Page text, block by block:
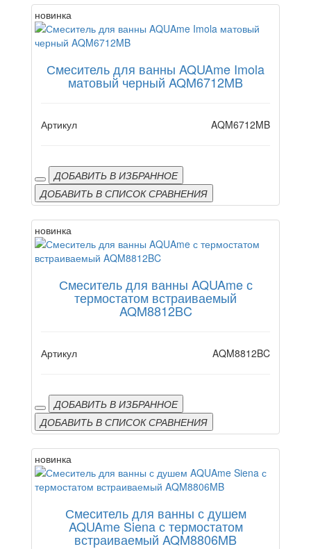
новинка
Смеситель для ванны AQUAme Imola
матовый черный AQM6712MB
Артикул AQM6712MB
ДОБАВИТЬ В ИЗБРАННОЕ
ДОБАВИТЬ В СПИСОК СРАВНЕНИЯ
новинка
Смеситель для ванны AQUAme с
термостатом встраиваемый
AQM8812BC
Артикул AQM8812BC
ДОБАВИТЬ В ИЗБРАННОЕ
ДОБАВИТЬ В СПИСОК СРАВНЕНИЯ
новинка
Смеситель для ванны с душем
AQUAme Siena с термостатом
встраиваемый AQM8806MB